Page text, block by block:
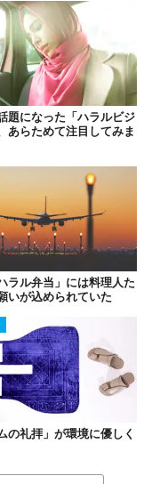
題になった「ハラルビジ
あらためて注目してみま
ラル弁当」には料理人た
いが込められていた
の礼拝」が環境に優しく